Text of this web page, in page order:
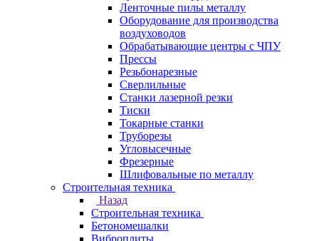
Ленточные пилы металлу
Оборудование для производства
воздуховодов
Обрабатывающие центры с ЧПУ
Прессы
Резьбонарезные
Сверлильные
Станки лазерной резки
Тиски
Токарные станки
Труборезы
Угловысечные
Фрезерные
Шлифовальные по металлу
Строительная техника
Назад
Строительная техника
Бетономешалки
Виброплиты